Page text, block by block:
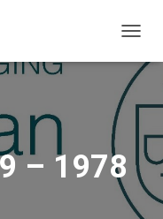
O
G
G
– 1978